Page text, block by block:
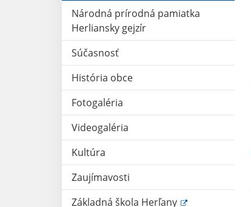
Národná prírodná pamiatka
Herliansky gejzír
Súčasnosť
História obce
Fotogaléria
Videogaléria
Kultúra
Zaujímavosti
Základná škola Herľany